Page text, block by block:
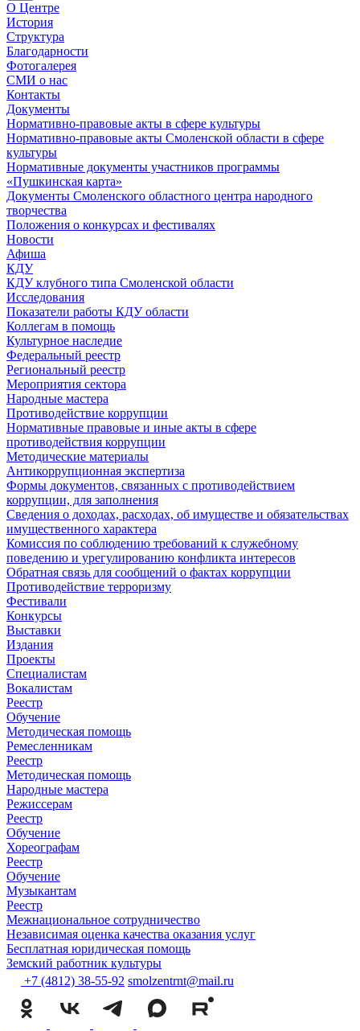
О Центре
История
Структура
Благодарности
Фотогалерея
СМИ о нас
Контакты
Документы
Нормативно-правовые акты в сфере культуры
Нормативно-правовые акты Смоленской области в сфере
культуры
Нормативные документы участников программы
«Пушкинская карта»
Документы Смоленского областного центра народного
творчества
Положения о конкурсах и фестивалях
Новости
Афиша
КДУ
КДУ клубного типа Смоленской области
Исследования
Показатели работы КДУ области
Коллегам в помощь
Культурное наследие
Федеральный реестр
Региональный реестр
Мероприятия сектора
Народные мастера
Противодействие коррупции
Нормативные правовые и иные акты в сфере
противодействия коррупции
Методические материалы
Антикоррупционная экспертиза
Формы документов, связанных с противодействием
коррупции, для заполнения
Сведения о доходах, расходах, об имуществе и обязательствах
имущественного характера
Комиссия по соблюдению требований к служебному
поведению и урегулированию конфликта интересов
Обратная связь для сообщений о фактах коррупции
Противодействие терроризму
Фестивали
Конкурсы
Выставки
Издания
Проекты
Специалистам
Вокалистам
Реестр
Обучение
Методическая помощь
Ремесленникам
Реестр
Методическая помощь
Народные мастера
Режиссерам
Реестр
Обучение
Хореографам
Реестр
Обучение
Музыкантам
Реестр
Межнациональное сотрудничество
Независимая оценка качества оказания услуг
Бесплатная юридическая помощь
Земский работник культуры
+7 (4812) 38-55-92 smolzentrnt@mail.ru